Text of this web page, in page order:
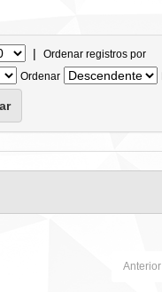
| Ordenar registros por
Ordenar
Anterior